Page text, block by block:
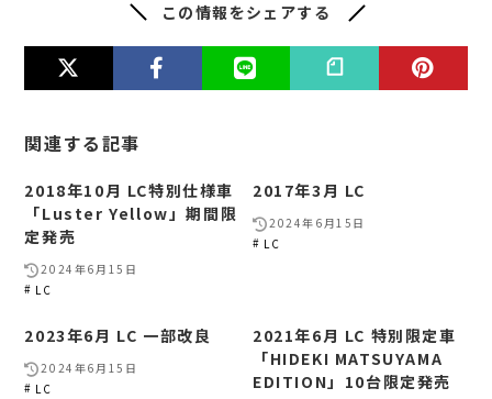
この情報をシェアする
関連する記事
2018年10月 LC特別仕様車
「Luster Yellow」期間限
定発売
2024年6月15日
LC
2017年3月 LC
2024年6月15日
LC
2023年6月 LC 一部改良
2024年6月15日
LC
2021年6月 LC 特別限定車
「HIDEKI MATSUYAMA
EDITION」10台限定発売